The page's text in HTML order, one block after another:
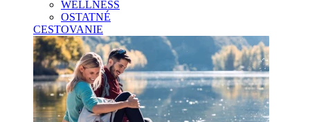
WELLNESS
OSTATNÉ
CESTOVANIE